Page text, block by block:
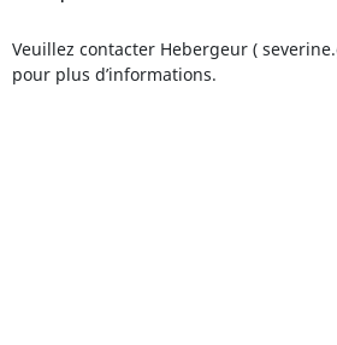
Veuillez contacter Hebergeur (
pour plus d’informations.